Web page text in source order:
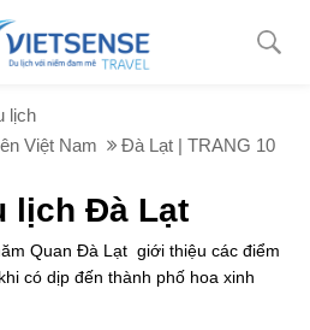
lịch
Việt Nam
Đà Lạt | TRANG 10
lịch Đà Lạt
Quan Đà Lạt giới thiệu các điểm
có dịp đến thành phố hoa xinh